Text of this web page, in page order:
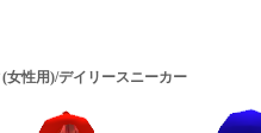
女性用)/デイリースニーカー